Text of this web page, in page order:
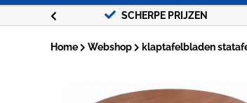
SCHERPE PRIJZEN
Home Webshop klaptafelbladen